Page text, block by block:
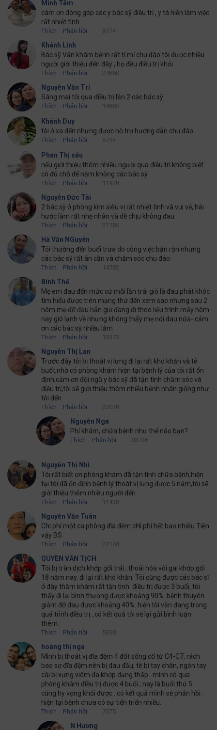
Minh Tâm
cám ơn đóng góp các y bác sỹ điều trị , y tá hiền làm việc
rất nhiệt tình
Thích Phản hồi 8774
Khánh Linh
Bác sỹ Văn khám bệnh rất tỉ mỉ chu đáo tôi được nhiều
người giới thiệu đến đây , họ đều điều trị khỏi
Thích Phản hồi 24650
Nguyễn Văn Trí
Sáng mai tôi qua điều trị lần 2 các bác sỹ
Thích Phản hồi 14885
Khánh Duy
tôi ở xa đến nhưng được hỗ trợ hướng dẫn chu đáo
Thích Phản hồi 6754
Phan Thị sáu
nếu giới thiệu thêm nhiều người qua điều trị không biết
có đủ chỗ để nằm không các bác sỹ
Thích Phản hồi 11978
Nguyễn Đức Tài
2 bác sỹ ở phòng kim siêu vị rất nhiệt tình và vui vẻ, hài
hước làm rất nhẹ nhàn và dễ chịu không đau
Thích Phản hồi 21785
Hà Văn NGuyên
Tôi thường đến buổi trưa do công việc bận rộn nhưng
các bác sỹ rất ân cần và chăm sóc chu đáo
Thích Phản hồi 14782
Bình Thế
Mẹ em đau đến mức cứ mỗi lần trái gió là đau phát khóc
tìm hiểu được trên mạng thử đến xem sao nhưng sau 2
hôm mẹ đỡ đau hẳn giờ đang đi theo liệu trình mấy hôm
nay gió lạnh về nhưng không thấy mẹ nói đau nữa- cảm
ơn các bác sỹ nhiều lắm
Thích Phản hồi 15373
Nguyễn Thị Lan
Trước đây tôi bị thoát vị lưng đi lại rất khó khăn và tê
buốt,nhờ có phòng khám hiện tại bệnh lý của tôi rất ổn
định,cảm ơn đội ngũ y bác sỹ đã tận tình chăm sóc và
điều trị,tôi sẽ giới thiệu thêm nhiều bệnh nhân giống như
tôi đến
Thích Phản hồi 22078
Nguyễn Nga
Phí khám, chữa bệnh như thế nào bạn?
Thích Phản hồi 83736
Nguyễn Thị Nhi
Tôi rất biết ơn phòng khám đã tận tình chữa bệnh,hiện
tại tôi đã ổn định bệnh lý thoát vị lưng được 5 năm,tôi sẽ
giới thiệu thêm nhiều người đến
Thích Phản hồi 11438
Nguyễn Văn Tuân
Chi phí một ca phông đĩa đệm cHi phí hết bao nhiêu Tiền
vậy BS
Thích Phản hồi 23104
QUYỀN VĂN TỊCH
Tôi bị tràn dịch khớp gối trái , thoái hóa vôi gai khớp gối
18 năm nay. đi lại rất khó khăn. Tôi cũng được các bác sĩ
ở đây thăm khám rất tận tình. điều trị được 3 buổi, tôi
thấy đi lại bình thường được khoảng 90%. bệnh thuyên
giảm đỡ đau được khoảng 40%. hiện tôi vẫn đang trong
quá trình điều trị...có kết quả tôi sẽ lại gửi bình luận
thêm.
Thích Phản hồi 5398
hoàng thị nga
Mình bị thoát vị đĩa đệm 4 đốt sống cổ từ C4-C7, rách
bao sơ đĩa đệm nên bị đau đầu, tê bì tay chân, ngón tay
cái bị xưng viêm đa khớp dạng thấp . mình có qua
phòng khám điều trị được 4 buổi , nay là buổi thứ 5.
cũng hy vọng khỏi được . có kết quả mình sẽ phản hồi.
hiện tại bệnh chưa có sự tiến triển nhiều.
Thích Phản hồi 7575
N Hương